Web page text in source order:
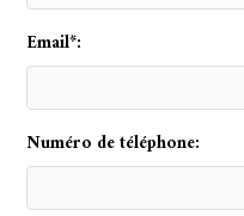
Email*:
Numéro de téléphone: